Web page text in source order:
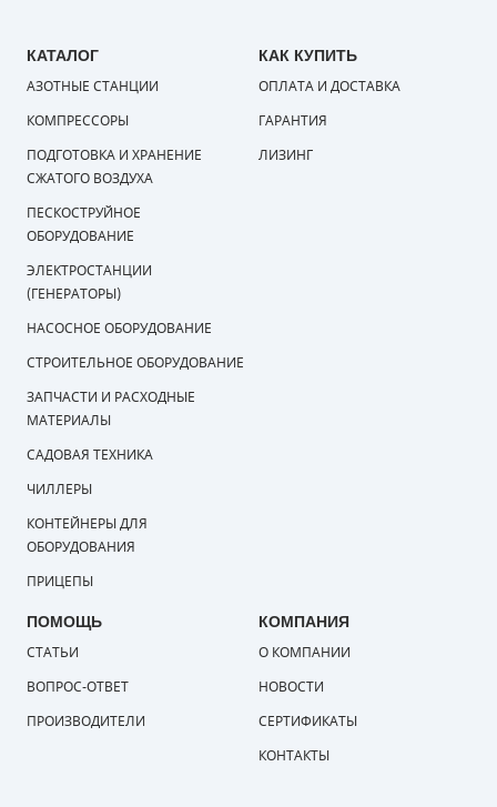
КАТАЛОГ
АЗОТНЫЕ СТАНЦИИ
КОМПРЕССОРЫ
ПОДГОТОВКА И ХРАНЕНИЕ
СЖАТОГО ВОЗДУХА
ПЕСКОСТРУЙНОЕ
ОБОРУДОВАНИЕ
ЭЛЕКТРОСТАНЦИИ
(ГЕНЕРАТОРЫ)
НАСОСНОЕ ОБОРУДОВАНИЕ
СТРОИТЕЛЬНОЕ ОБОРУДОВАНИЕ
ЗАПЧАСТИ И РАСХОДНЫЕ
МАТЕРИАЛЫ
САДОВАЯ ТЕХНИКА
ЧИЛЛЕРЫ
КОНТЕЙНЕРЫ ДЛЯ
ОБОРУДОВАНИЯ
ПРИЦЕПЫ
КАК КУПИТЬ
ОПЛАТА И ДОСТАВКА
ГАРАНТИЯ
ЛИЗИНГ
ПОМОЩЬ
СТАТЬИ
ВОПРОС-ОТВЕТ
ПРОИЗВОДИТЕЛИ
КОМПАНИЯ
О КОМПАНИИ
НОВОСТИ
СЕРТИФИКАТЫ
КОНТАКТЫ